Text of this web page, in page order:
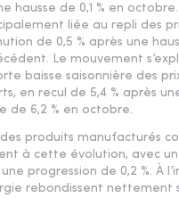
hausse de 0,1 % en
liée au repli des
de 0,5 % après une
Le mouvement
baisse saisonnière des
en recul de 5,4 % après
de 6,2 % en octobre.
des produits manufacturés
à cette évolution, avec
progression de 0,2 %. À
rebondissent nettement